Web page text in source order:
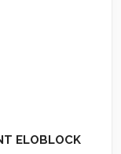
ELOBLOCK